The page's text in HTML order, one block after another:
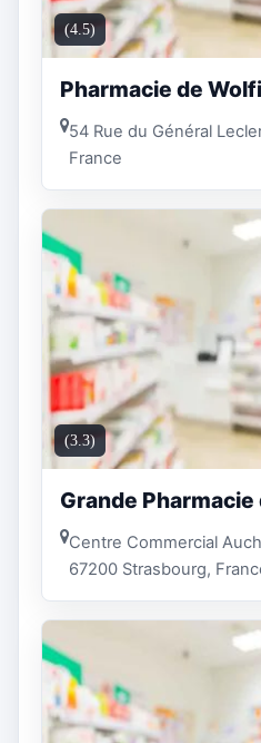
(4.5)
Pharmacie de
54 Rue du Général
France
(3.3)
Grande
Centre Commercial
67200 Strasbourg,